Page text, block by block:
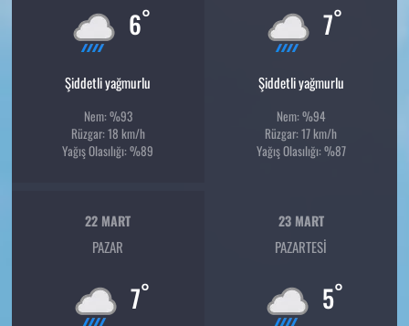
6°
Şiddetli yağmurlu
Nem: %93
Rüzgar: 18 km/h
Yağış Olasılığı: %89
7°
Şiddetli yağmurlu
Nem: %94
Rüzgar: 17 km/h
Yağış Olasılığı: %87
22 MART
PAZAR
7°
23 MART
PAZARTESI
5°